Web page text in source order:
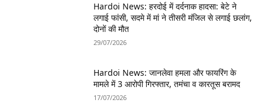
Hardoi News: हरदोई में दर्दनाक हादसा: बेटे ने
लगाई फांसी, सदमे में मां ने तीसरी मंजिल से लगाई छलांग,
दोनों की मौत
29/07/2026
Hardoi News: जानलेवा हमला और फायरिंग के
मामले में 3 आरोपी गिरफ्तार, तमंचा व कारतूस बरामद
17/07/2026